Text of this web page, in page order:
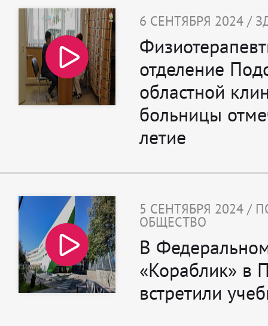
6 СЕНТЯБРЯ 2024 /
отделение
областной
больницы
летие
5 СЕНТЯБРЯ 2024 /
ОБЩЕСТВО
В
«Кораблик» в
встретили